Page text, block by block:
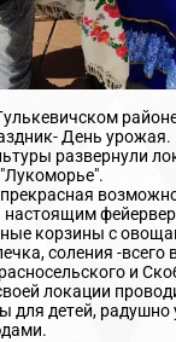
День урожая.
развернули
настоящим
корзины с
соления -всего
и
локации
для детей, радушно